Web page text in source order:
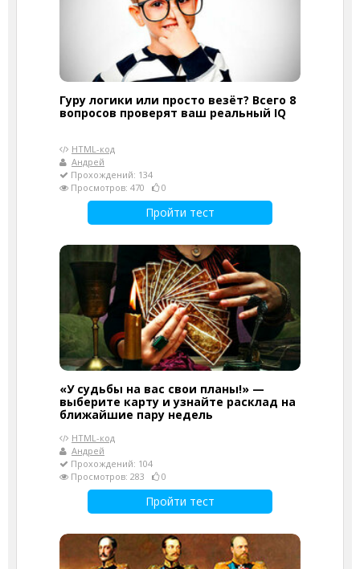
Гуру логики или просто везёт? Всего 8
вопросов проверят ваш реальный IQ
HTML-код
Андрей
Прохождений: 134
Просмотров: 470
0
Пройти тест
«У судьбы на вас свои планы!» —
выберите карту и узнайте расклад на
ближайшие пару недель
HTML-код
Андрей
Прохождений: 104
Просмотров: 283
0
Пройти тест